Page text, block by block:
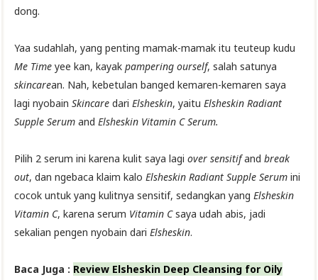
dong.
Yaa sudahlah, yang penting mamak-mamak itu teuteup kudu
Me Time yee kan, kayak pampering ourself, salah satunya
skincarean. Nah, kebetulan banged kemaren-kemaren saya
lagi nyobain Skincare dari Elsheskin, yaitu Elsheskin Radiant
Supple Serum and Elsheskin Vitamin C Serum.
Pilih 2 serum ini karena kulit saya lagi over sensitifand break
out, dan ngebaca klaim kalo Elsheskin Radiant Supple Serum ini
cocok untuk yang kulitnya sensitif, sedangkan yang Elsheskin
Vitamin C, karena serum Vitamin Csaya udah abis, jadi
sekalian pengen nyobain dari Elsheskin.
Baca Juga : Review Elsheskin Deep Cleansing for Oily